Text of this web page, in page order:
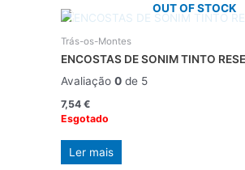
OUT OF STOCK
Trás-os-Montes
ENCOSTAS DE SONIM TINTO
Avaliação 0de 5
7,54 €
Esgotado
Ler mais